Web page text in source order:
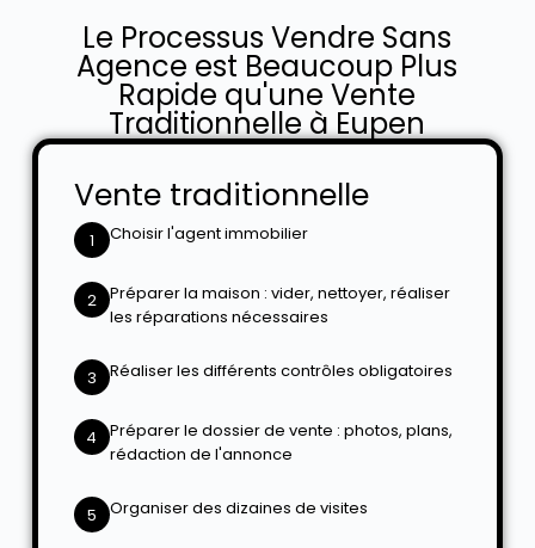
Le Processus Vendre Sans
Agence est Beaucoup Plus
Rapide qu'une Vente
Traditionnelle à Eupen
Vente traditionnelle
1 Choisir l'agent immobilier
2 Préparer la maison : vider, nettoyer, réaliser
les réparations nécessaires
3 Réaliser les différents contrôles obligatoires
4
Préparer le dossier de vente : photos, plans,
rédaction de l'annonce
5 Organiser des dizaines de visites